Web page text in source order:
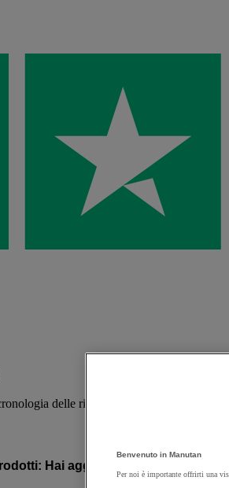
delle ricerche
Hai aggiunto al tuo carrello un
Benvenuto in Manutan
Per noi è importante offrirti una